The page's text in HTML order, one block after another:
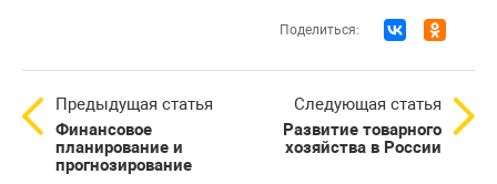
Поделиться:
Предыдущая статья
Финансовое
планирование и
прогнозирование
Следующая статья
Развитие товарного
хозяйства в России